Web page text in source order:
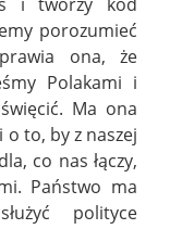
porozumieć
ona, że
Polakami i
Ma ona
to, by z naszej
co nas łączy,
Państwo ma
polityce